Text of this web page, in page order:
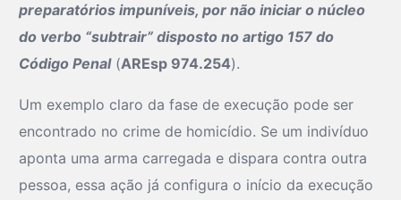
preparatórios impuníveis, por não iniciar o núcleo
do verbo “subtrair” disposto no artigo 157 do
Código Penal(AREsp 974.254).
Um exemplo claro da fase de execução pode ser
encontrado no crime de homicídio. Se um indivíduo
aponta uma arma carregada e dispara contra outra
pessoa, essa ação já configura o início da execução